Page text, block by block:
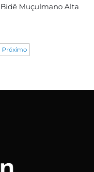
Bidê Muçulmano Alta
(Bico Duplo)
Próximo